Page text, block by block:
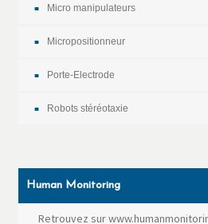
Micro manipulateurs
Micropositionneur
Porte-Electrode
Robots stéréotaxie
Human Monitoring
Retrouvez sur